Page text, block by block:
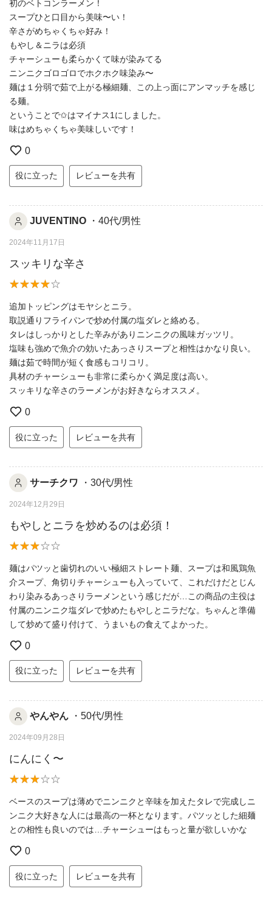
初のベトコンラーメン！
スープひと口目から美味〜い！
辛さがめちゃくちゃ好み！
もやし＆ニラは必須
チャーシューも柔らかくて味が染みてる
ニンニクゴロゴロでホクホク味染み〜
麺は１分弱で茹で上がる極細麺、この上っ面にアンマッチを感じ
る麺。
ということで✩はマイナス1にしました。
味はめちゃくちゃ美味しいです！
0
役に立った レビューを共有
JUVENTINO ・40代/男性
2024年11月17日
スッキリな辛さ
追加トッピングはモヤシとニラ。
取説通りフライパンで炒め付属の塩ダレと絡める。
タレはしっかりとした辛みがありニンニクの風味ガッツリ。
塩味も強めで魚介の効いたあっさりスープと相性はかなり良い。
麺は茹で時間が短く食感もコリコリ。
具材のチャーシューも非常に柔らかく満足度は高い。
スッキリな辛さのラーメンがお好きならオススメ。
0
役に立った レビューを共有
サーチクワ ・30代/男性
2024年12月29日
もやしとニラを炒めるのは必須！
麺はパツッと歯切れのいい極細ストレート麺、スープは和風鶏魚
介スープ、角切りチャーシューも入っていて、これだけだとじん
わり染みるあっさりラーメンという感じだが…この商品の主役は
付属のニンニク塩ダレで炒めたもやしとニラだな。ちゃんと準備
して炒めて盛り付けて、うまいもの食えてよかった。
0
役に立った レビューを共有
やんやん ・50代/男性
2024年09月28日
にんにく〜
ベースのスープは薄めでニンニクと辛味を加えたタレで完成しニ
ンニク大好きな人には最高の一杯となります。パツッとした細麺
との相性も良いのでは…チャーシューはもっと量が欲しいかな
0
役に立った レビューを共有